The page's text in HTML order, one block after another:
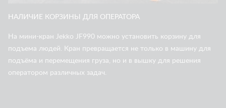
НАЛИЧИЕ КОРЗИНЫ ДЛЯ ОПЕРАТОРА
На мини-кран Jekko JF990 можно установить корзину для
подъема людей. Кран превращается не только в машину для
подъёма и перемещения груза, но и в вышку для решения
оператором различных задач.